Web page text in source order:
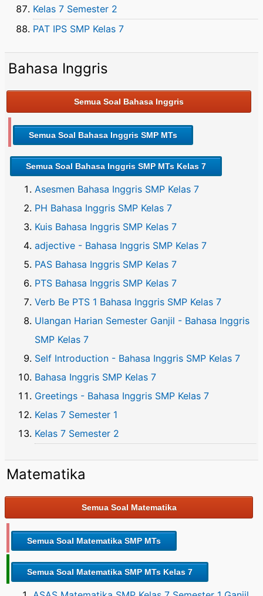
Kelas 7 Semester 2
PAT IPS SMP Kelas 7
Bahasa Inggris
Semua Soal Bahasa Inggris
Semua Soal Bahasa Inggris SMP MTs
Semua Soal Bahasa Inggris SMP MTs Kelas 7
Asesmen Bahasa Inggris SMP Kelas 7
PH Bahasa Inggris SMP Kelas 7
Kuis Bahasa Inggris SMP Kelas 7
adjective - Bahasa Inggris SMP Kelas 7
PAS Bahasa Inggris SMP Kelas 7
PTS Bahasa Inggris SMP Kelas 7
Verb Be PTS 1 Bahasa Inggris SMP Kelas 7
Ulangan Harian Semester Ganjil - Bahasa Inggris
SMP Kelas 7
Self Introduction - Bahasa Inggris SMP Kelas 7
Bahasa Inggris SMP Kelas 7
Greetings - Bahasa Inggris SMP Kelas 7
Kelas 7 Semester 1
Kelas 7 Semester 2
Matematika
Semua Soal Matematika
Semua Soal Matematika SMP MTs
Semua Soal Matematika SMP MTs Kelas 7